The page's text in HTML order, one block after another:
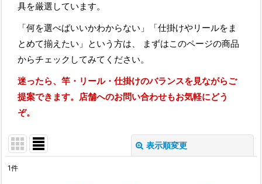
具を厳選しています。
「何を選べばいいかわからない」「仕掛けやリールをま
とめて揃えたい」という方は、 まずはこのページの商品
からチェックしてみてください。
迷ったら、竿・リール・仕掛けのバランスを見ながらご
提案できます。店舗へのお問い合わせもお気軽にどう
ぞ。
表示順変更
1件